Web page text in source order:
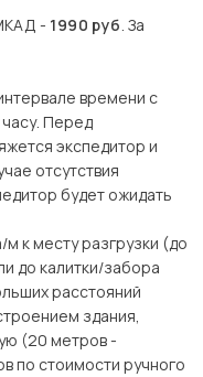
- 1990 руб. За
времени с
Перед
экспедитор и
отсутствия
будет ожидать
к месту разгрузки (до
до калитки/забора
расстояний
здания,
(20 метров -
по стоимости ручного